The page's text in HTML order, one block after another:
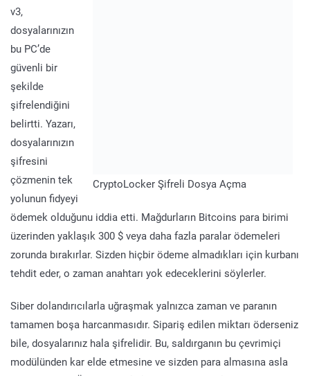
CryptoLocker Şifreli Dosya Açma
v3,
dosyalarınızın
bu PC’de
güvenli bir
şekilde
şifrelendiğini
belirtti. Yazarı,
dosyalarınızın
şifresini
çözmenin tek
yolunun fidyeyi
ödemek olduğunu iddia etti. Mağdurların Bitcoins para birimi
üzerinden yaklaşık 300 $ veya daha fazla paralar ödemeleri
zorunda bırakırlar. Sizden hiçbir ödeme almadıkları için kurbanı
tehdit eder, o zaman anahtarı yok edeceklerini söylerler.
Siber dolandırıcılarla uğraşmak yalnızca zaman ve paranın
tamamen boşa harcanmasıdır. Sipariş edilen miktarı öderseniz
bile, dosyalarınız hala şifrelidir. Bu, saldırganın bu çevrimiçi
modülünden kar elde etmesine ve sizden para almasına asla